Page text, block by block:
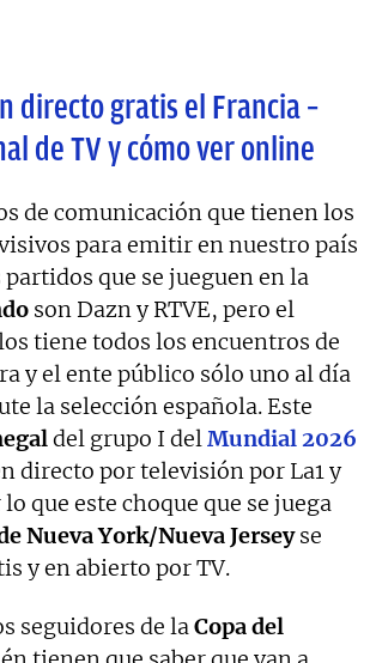
directo gratis el Francia –
de TV y cómo ver online
de comunicación que tienen los
para emitir en nuestro país
que se jueguen en la
son Dazn y RTVE, pero el
tiene todos los encuentros de
y el ente público sólo uno al día
la selección española. Este
del grupo I delMundial 2026
directo por televisión por La1 y
que este choque que se juega
Nueva York/Nueva Jerseyse
y en abierto por TV.
seguidores de laCopa del